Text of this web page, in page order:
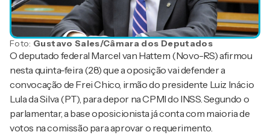
Foto: Gustavo Sales/Câmara dos Deputados
O deputado federal Marcel van Hattem (Novo-RS) afirmou
nesta quinta-feira (28) que a oposição vai defender a
convocação de Frei Chico, irmão do presidente Luiz Inácio
Lula da Silva (PT), para depor na CPMI do INSS. Segundo o
parlamentar, a base oposicionista já conta com maioria de
votos na comissão para aprovar o requerimento.